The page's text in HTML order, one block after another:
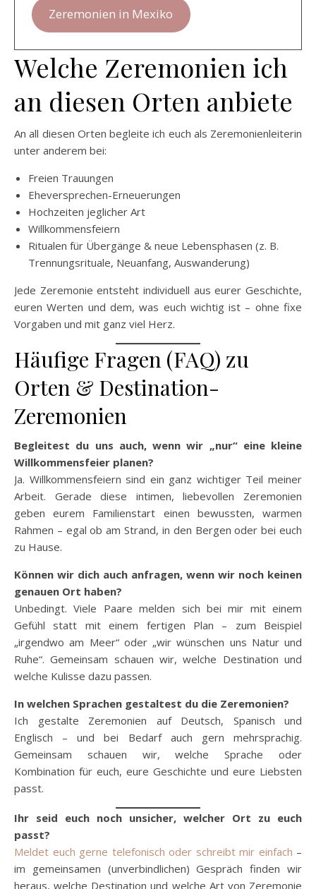
Zeremonien in Mexiko
Welche Zeremonien ich
an diesen Orten anbiete
An all diesen Orten begleite ich euch als Zeremonienleiterin
unter anderem bei:
Freien Trauungen
Eheversprechen-Erneuerungen
Hochzeiten jeglicher Art
Willkommensfeiern
Ritualen für Übergänge & neue Lebensphasen (z. B.
Trennungsrituale, Neuanfang, Auswanderung)
Jede Zeremonie entsteht individuell aus eurer Geschichte,
euren Werten und dem, was euch wichtig ist – ohne fixe
Vorgaben und mit ganz viel Herz.
Häufige Fragen (FAQ) zu
Orten & Destination-
Zeremonien
Begleitest du uns auch, wenn wir „nur“ eine kleine
Willkommensfeier planen?
Ja. Willkommensfeiern sind ein ganz wichtiger Teil meiner
Arbeit. Gerade diese intimen, liebevollen Zeremonien
geben eurem Familienstart einen bewussten, warmen
Rahmen – egal ob am Strand, in den Bergen oder bei euch
zu Hause.
Können wir dich auch anfragen, wenn wir noch keinen
genauen Ort haben?
Unbedingt. Viele Paare melden sich bei mir mit einem
Gefühl statt mit einem fertigen Plan – zum Beispiel
„irgendwo am Meer“ oder „wir wünschen uns Natur und
Ruhe“. Gemeinsam schauen wir, welche Destination und
welche Kulisse dazu passen.
In welchen Sprachen gestaltest du die Zeremonien?
Ich gestalte Zeremonien auf Deutsch, Spanisch und
Englisch – und bei Bedarf auch gern mehrsprachig.
Gemeinsam schauen wir, welche Sprache oder
Kombination für euch, eure Geschichte und eure Liebsten
passt.
Ihr seid euch noch unsicher, welcher Ort zu euch
passt?
Meldet euch gerne telefonisch oder schreibt mir einfach –
im gemeinsamen (unverbindlichen) Gespräch finden wir
heraus, welche Destination und welche Art von Zeremonie